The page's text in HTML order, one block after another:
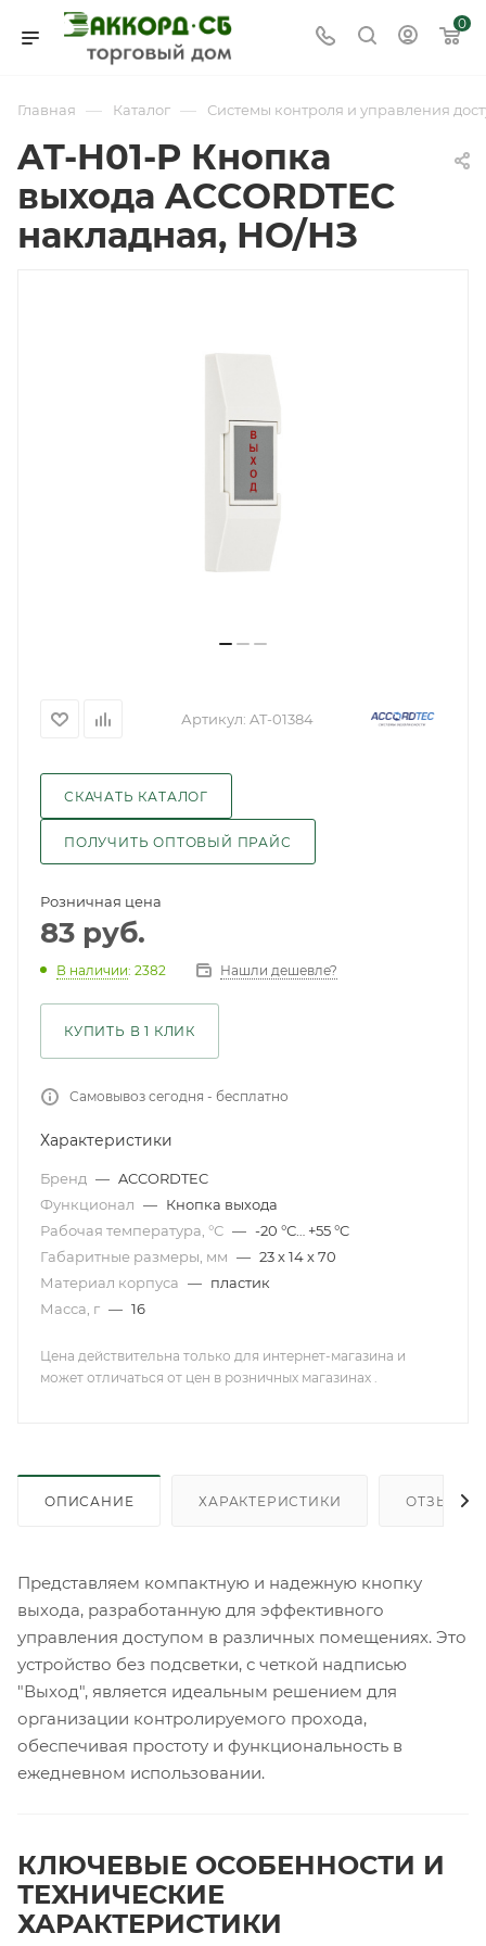
0
Главная — Каталог — Системы контроля и управления
AT-H01-P Кнопка
выхода ACCORDTEC
накладная, НО/НЗ
Артикул: AT-01384
СКАЧАТЬ КАТАЛОГ
ПОЛУЧИТЬ ОПТОВЫЙ ПРАЙС
Розничная цена
83 руб.
В наличии: 2382 Нашли дешевле?
КУПИТЬ В 1 КЛИК
Самовывоз сегодня - бесплатно
Характеристики
Бренд — ACCORDTEC
Функционал — Кнопка выхода
Рабочая температура, °С — -20 °С… +55 °C
Габаритные размеры, мм — 23 х 14 х 70
Материал корпуса — пластик
Масса, г — 16
Цена действительна только для интернет-магазина и
может отличаться от цен в розничных магазинах .
ОПИСАНИЕ ХАРАКТЕРИСТИКИ ОТЗЫВЫ
Представляем компактную и надежную кнопку
выхода, разработанную для эффективного
управления доступом в различных помещениях. Это
устройство без подсветки, с четкой надписью
"Выход", является идеальным решением для
организации контролируемого прохода,
обеспечивая простоту и функциональность в
ежедневном использовании.
КЛЮЧЕВЫЕ ОСОБЕННОСТИ И
ТЕХНИЧЕСКИЕ
ХАРАКТЕРИСТИКИ